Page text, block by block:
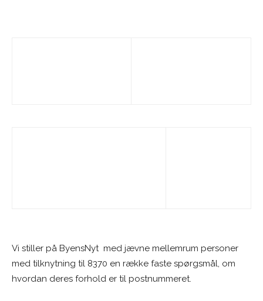
Vi stiller på ByensNyt med jævne mellemrum personer
med tilknytning til 8370 en række faste spørgsmål, om
hvordan deres forhold er til postnummeret.